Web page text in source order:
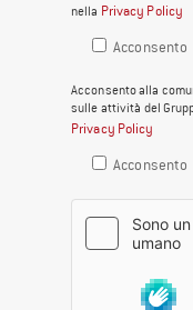
nella Privacy Policy
Acconsento
Acconsento alla
sulle attività del
Privacy Policy
Acconsento